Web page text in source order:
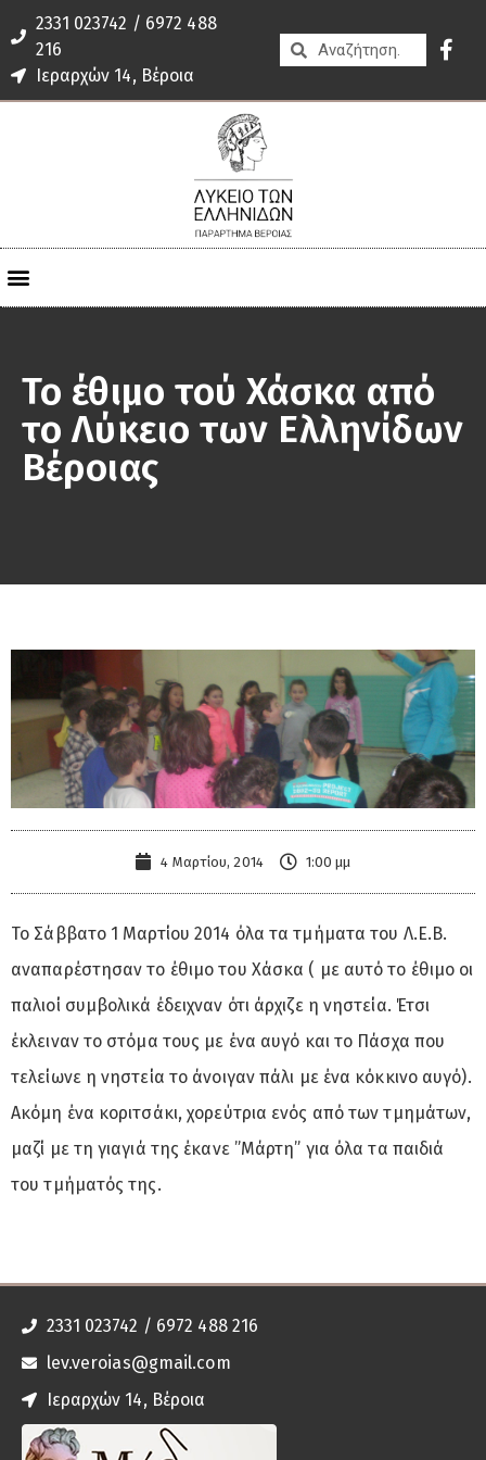
2331 023742 / 6972 488
216
Ιεραρχών 14, Βέροια
Το έθιμο τού Χάσκα από
το Λύκειο των Ελληνίδων
Βέροιας
4 Μαρτίου, 2014 1:00 μμ
Το Σάββατο 1 Μαρτίου 2014 όλα τα τμήματα του Λ.Ε.Β.
αναπαρέστησαν το έθιμο του Χάσκα ( με αυτό το έθιμο οι
παλιοί συμβολικά έδειχναν ότι άρχιζε η νηστεία. Έτσι
έκλειναν το στόμα τους με ένα αυγό και το Πάσχα που
τελείωνε η νηστεία το άνοιγαν πάλι με ένα κόκκινο αυγό).
Ακόμη ένα κοριτσάκι, χορεύτρια ενός από των τμημάτων,
μαζί με τη γιαγιά της έκανε ”Μάρτη” για όλα τα παιδιά
του τμήματός της.
2331 023742 / 6972 488 216
lev.veroias@gmail.com
Ιεραρχών 14, Βέροια